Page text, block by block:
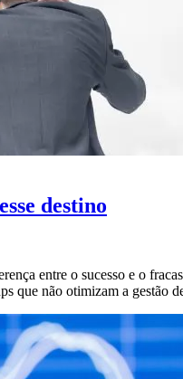
destino
entre o sucesso e o
que não otimizam a gestão